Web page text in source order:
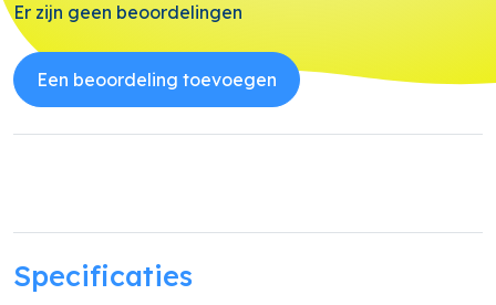
Er zijn geen beoordelingen
Een beoordeling toevoegen
Specificaties